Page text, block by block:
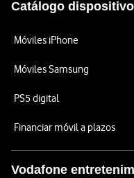
Catálogo
Móviles iPhone
Móviles Samsung
PS5 digital
Financiar móvil a plazos
Vodafone